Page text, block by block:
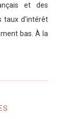
et des
taux d'intérêt
bas. À la